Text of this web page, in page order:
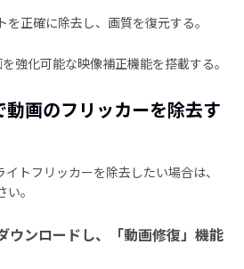
正確に除去し、画質を復元する。
強化可能な映像補正機能を搭載する。
画のフリッカーを除去す
トフリッカーを除去したい場合は、
。
ウンロードし、「動画修復」機能